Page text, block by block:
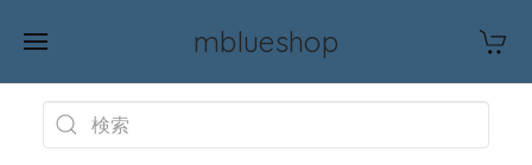
mblueshop